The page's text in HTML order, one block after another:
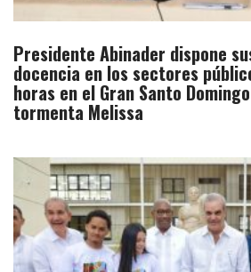
Presidente Abinader dispone
docencia en los sectores
horas en el Gran Santo
tormenta Melissa